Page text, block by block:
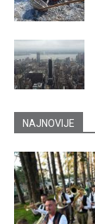
NAJNOVIJE